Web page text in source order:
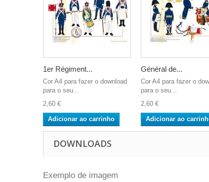
1er Régiment...
Cor A4 para fazer o download
para o seu...
2,60 €
Adicionar ao carrinho
Général de...
Cor A4 para fazer o
para o seu...
2,60 €
Adicionar ao
DOWNLOADS
Exemplo de imagem